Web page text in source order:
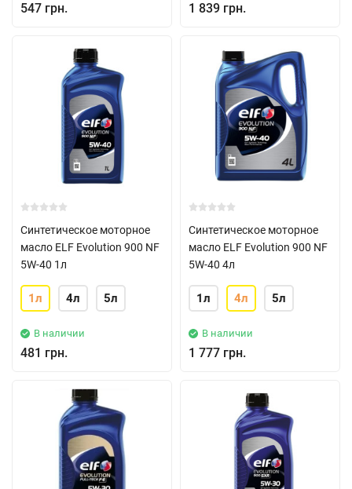
547 грн. 1 839 грн.
Синтетическое моторное
масло ELF Evolution 900 NF
5W-40 1л
1л 4л 5л
В наличии
481 грн.
Синтетическое моторное
масло ELF Evolution 900 NF
5W-40 4л
1л 4л 5л
В наличии
1 777 грн.